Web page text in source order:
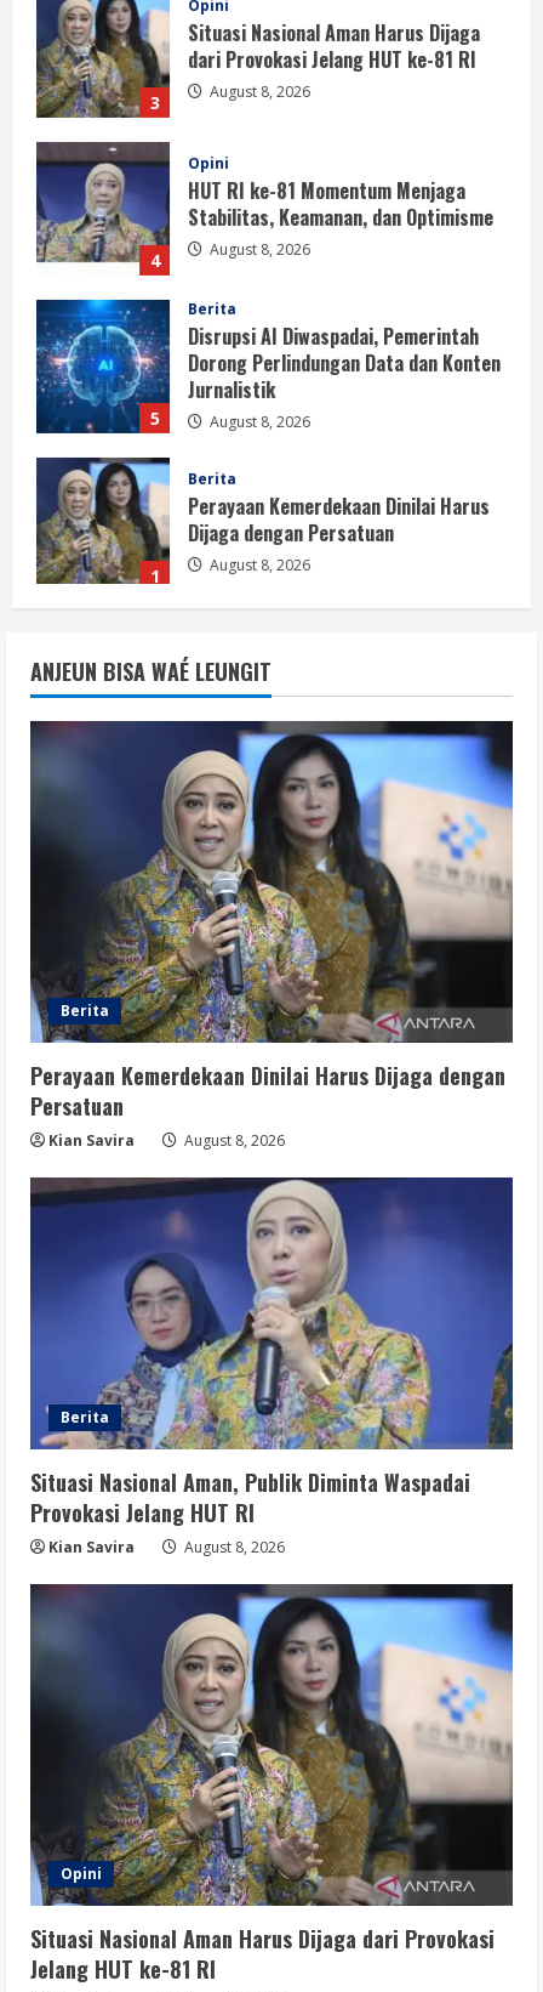
3
Situasi Nasional Aman Harus Dijaga
dari Provokasi Jelang HUT ke-81 RI
August 8, 2026
4
Opini
HUT RI ke-81 Momentum Menjaga
Stabilitas, Keamanan, dan Optimisme
August 8, 2026
5
Berita
Disrupsi AI Diwaspadai, Pemerintah
Dorong Perlindungan Data dan Konten
Jurnalistik
August 8, 2026
1
Berita
Perayaan Kemerdekaan Dinilai Harus
Dijaga dengan Persatuan
August 8, 2026
2
Situasi Nasional Aman, Publik Diminta
Waspadai Provokasi Jelang HUT RI
3
Opini
Situasi Nasional Aman Harus Dijaga
dari Provokasi Jelang HUT ke-81 RI
August 8, 2026
4
Opini
HUT RI ke-81 Momentum Menjaga
Stabilitas, Keamanan, dan Optimisme
August 8, 2026
5
Berita
Dorong Perlindungan Data dan Konten
Jurnalistik
August 8, 2026
ANJEUN BISA WAÉ LEUNGIT
Berita
Perayaan Kemerdekaan Dinilai Harus Dijaga dengan
Persatuan
Kian Savira August 8, 2026
Berita
Situasi Nasional Aman, Publik Diminta Waspadai
Provokasi Jelang HUT RI
Kian Savira August 8, 2026
Opini
Situasi Nasional Aman Harus Dijaga dari Provokasi
Jelang HUT ke-81 RI